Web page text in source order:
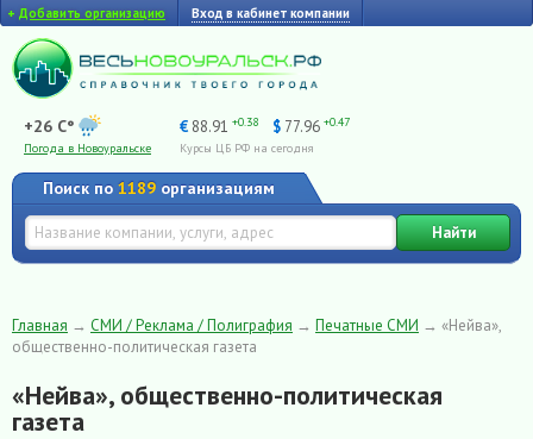
+ Добавить организацию Вход в кабинет компании
+26 C°
Погода в Новоуральске
€ 88.91 +0.38 $ 77.96 +0.47
Курсы ЦБ РФ на сегодня
Поиск по 1189 организациям
Найти
Главная → СМИ / Реклама / Полиграфия → Печатные СМИ → «Нейва»,
общественно-политическая газета
«Нейва», общественно-политическая
газета